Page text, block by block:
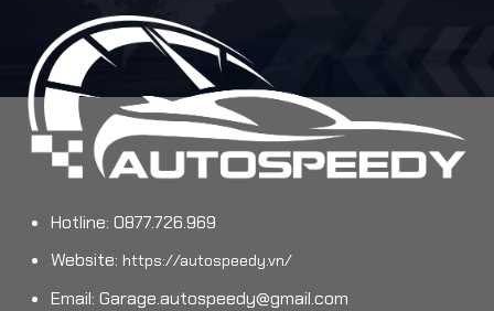
Hotline: 0877.726.969
Website: https://autospeedy.vn/
Email: Garage.autospeedy@gmail.com